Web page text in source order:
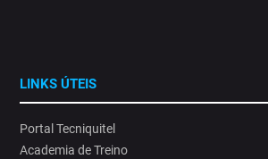
LINKS ÚTEIS
Portal Tecniquitel
Academia de Treino